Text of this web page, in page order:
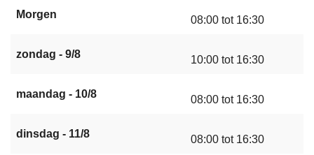
Morgen 08:00 tot 16:30
zondag - 9/8 10:00 tot 16:30
maandag - 10/8 08:00 tot 16:30
dinsdag - 11/8 08:00 tot 16:30